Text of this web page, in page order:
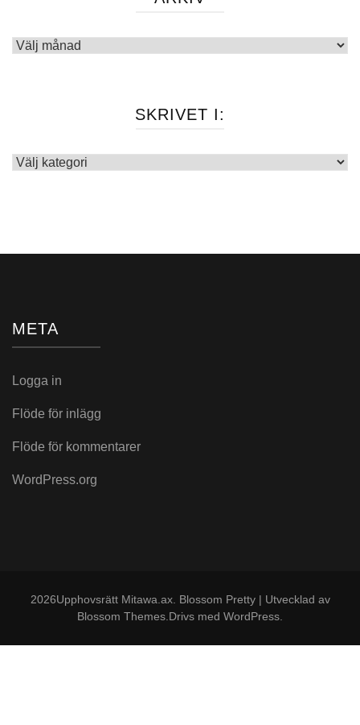
Arkiv
SKRIVET I:
Skrivet
META
Logga in
Flöde för inlägg
Flöde för kommentarer
WordPress.org
2026Upphovsrätt Mitawa.ax. Blossom Pretty | Utvecklad av
Blossom Themes .Drivs med WordPress